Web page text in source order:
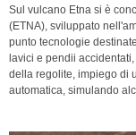
Sul vulcano Etna si è
(ETNA), sviluppato
punto tecnologie
lavici e pendii
della regolite, impiego di
automatica, simulando